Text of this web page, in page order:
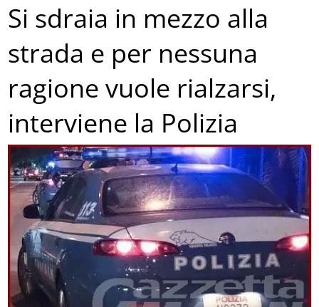
Si sdraia in mezzo alla
strada e per nessuna
ragione vuole rialzarsi,
interviene la Polizia